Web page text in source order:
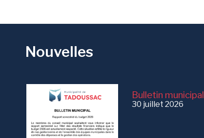
Nouvelles
Bulletin municipal
30 juillet 2026